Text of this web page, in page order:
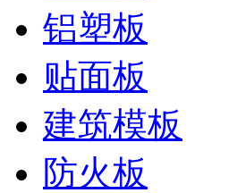
铝塑板
贴面板
建筑模板
防火板